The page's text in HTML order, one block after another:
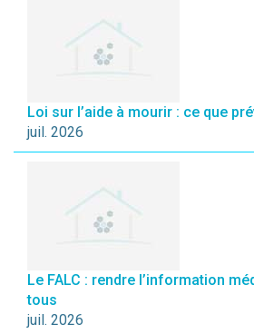
Loi sur l’aide à mourir : ce que
juil. 2026
Le FALC : rendre l’information
tous
juil. 2026